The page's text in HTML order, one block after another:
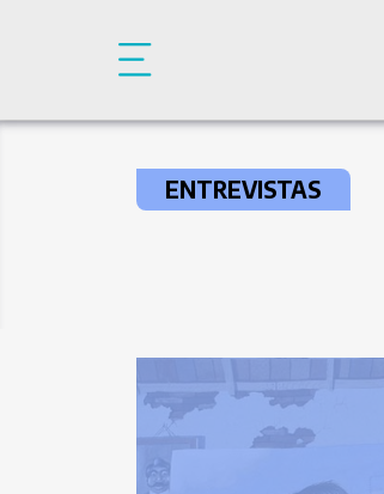
Pasar al contenido principal
ENTREVISTAS